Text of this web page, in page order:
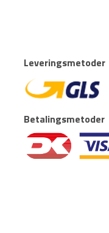
Leveringsmetoder
Betalingsmetoder